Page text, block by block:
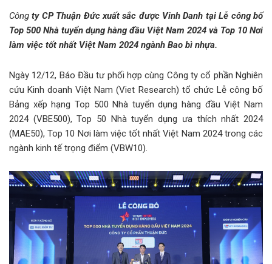
Công ty CP Thuận Đức xuất sắc được Vinh Danh tại Lễ công bố
Top 500 Nhà tuyển dụng hàng đầu Việt Nam 2024 và Top 10 Nơi
làm việc tốt nhất Việt Nam 2024 ngành Bao bì nhựa.
Ngày 12/12, Báo Đầu tư phối hợp cùng Công ty cổ phần Nghiên
cứu Kinh doanh Việt Nam (Viet Research) tổ chức Lễ công bố
Bảng xếp hạng Top 500 Nhà tuyển dụng hàng đầu Việt Nam
2024 (VBE500), Top 50 Nhà tuyển dụng ưa thích nhất 2024
(MAE50), Top 10 Nơi làm việc tốt nhất Việt Nam 2024 trong các
ngành kinh tế trọng điểm (VBW10).